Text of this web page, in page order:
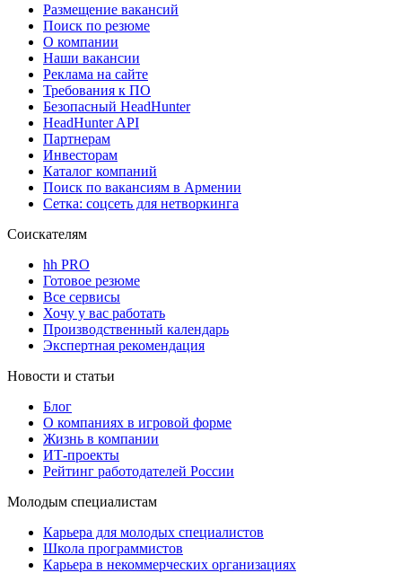
Размещение вакансий
Поиск по резюме
О компании
Наши вакансии
Реклама на сайте
Требования к ПО
Безопасный HeadHunter
HeadHunter API
Партнерам
Инвесторам
Каталог компаний
Поиск по вакансиям в Армении
Сетка: соцсеть для нетворкинга
Соискателям
hh PRO
Готовое резюме
Все сервисы
Хочу у вас работать
Производственный календарь
Экспертная рекомендация
Новости и статьи
Блог
О компаниях в игровой форме
Жизнь в компании
ИТ-проекты
Рейтинг работодателей России
Молодым специалистам
Карьера для молодых специалистов
Школа программистов
Карьера в некоммерческих организациях